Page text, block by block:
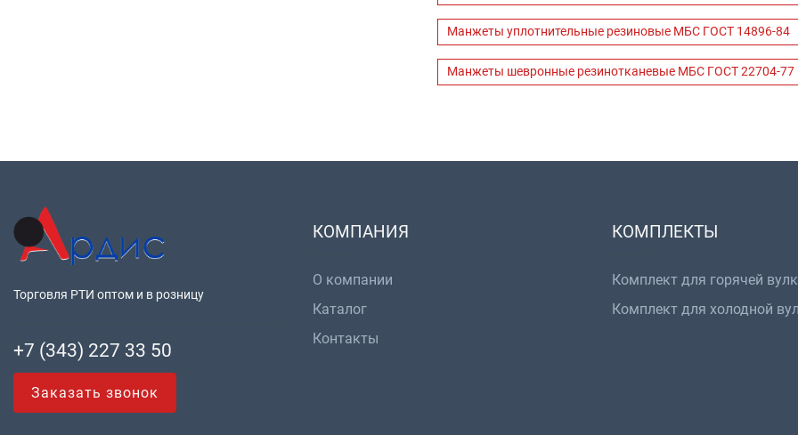
Манжеты уплотнительные резиновые МБС ГОСТ 14896-84
Манжеты шевронные резинотканевые МБС ГОСТ 22704-77
Торговля РТИ оптом и в розницу
+7 (343) 227 33 50
Заказать звонок
КОМПАНИЯ
О компании
Каталог
Контакты
КОМПЛЕКТЫ
Комплект для горячей
Комплект для холодной